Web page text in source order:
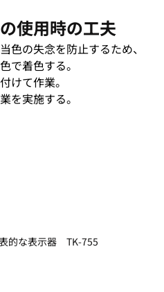
使用時の工夫
色の失念を防止するため、
で着色する。
けて作業。
を実施する。
的な表示器　TK-755